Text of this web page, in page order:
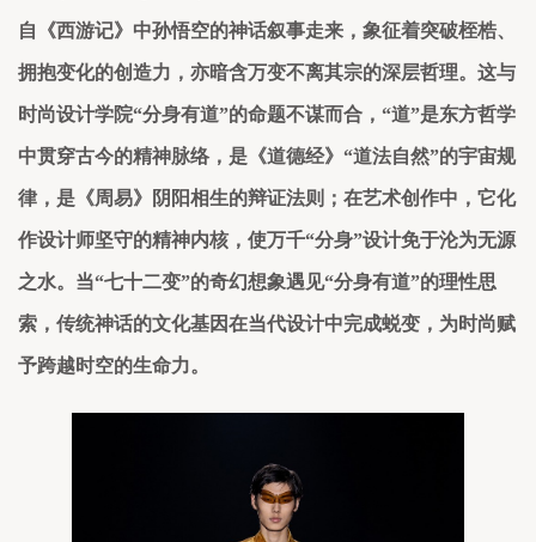
自《西游记》中孙悟空的神话叙事走来，象征着突破桎梏、
拥抱变化的创造力，亦暗含万变不离其宗的深层哲理。这与
时尚设计学院“分身有道”的命题不谋而合 ， “道”是东方哲学
中贯穿古今的精神脉络， 是《道德经》 “道法自然”的宇宙规
律，是《周易》阴阳相生的辩证法则；在艺术创作中，它化
作设计师坚守的精神内核，使万千“分身”设计免于沦为无源
之水。当“七十二变”的奇幻想象遇见“分身有道”的理性思
索，传统神话的文化基因在当代设计中完成蜕变，为时尚赋
予跨越时空的生命力。